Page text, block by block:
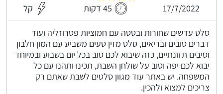
17/7/2022 45 דקות קל
סלט עדשים שחורות ובטטה עם חמוציות פטרוזליה ועוד
דברים טובים ובריאים, סלט מזין טעים משביע עם המון חלבון
וסיבים תזונתיים, כזה שיבוא לכם טוב בכל יום בשבוע ובמיוחד
יבוא לכם יפה וטוב על שולחן השבת, תכינו ותהנו עם כל
המשפחה. יש באתר עוד מגוון סלטים לשבת שאתם רק
צריכים למצוא ולהכין.